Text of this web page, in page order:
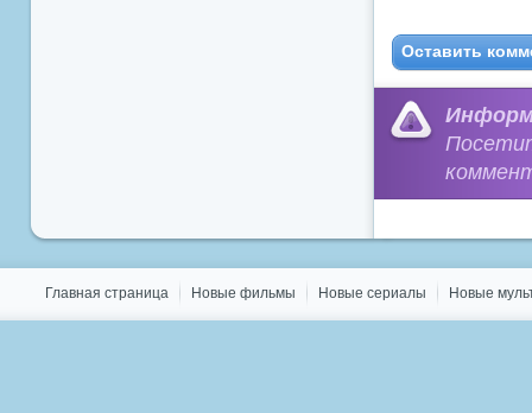
Оставить
Главная страница Новые фильмы Новые сериалы Новые